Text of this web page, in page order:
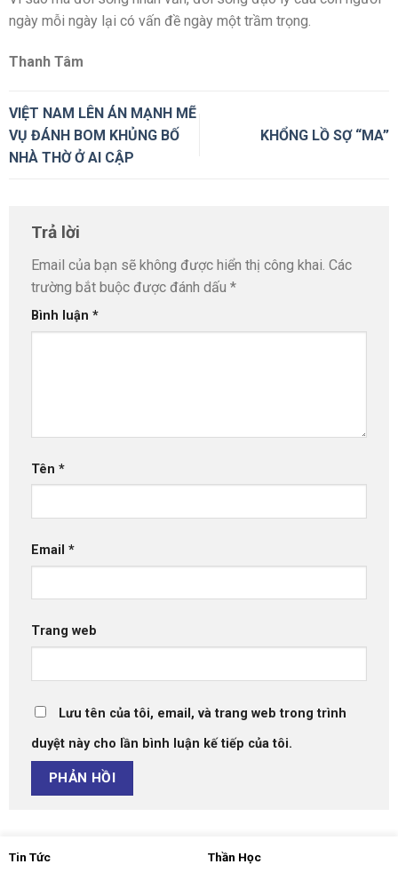
ngày mỗi ngày lại có vấn đề ngày một trầm trọng.
Thanh Tâm
VIỆT NAM LÊN ÁN MẠNH MẼ
VỤ ĐÁNH BOM KHỦNG BỐ
NHÀ THỜ Ở AI CẬP
KHỔNG LỒ SỢ “MA”
Trả lời
Email của bạn sẽ không được hiển thị công khai. Các
trường bắt buộc được đánh dấu *
Bình luận *
Tên *
Email *
Trang web
Lưu tên của tôi, email, và trang web trong trình
duyệt này cho lần bình luận kế tiếp của tôi.
Tin Tức Thần Học